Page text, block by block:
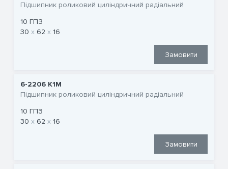
Підшипник роликовий циліндричний радіальний
10 ГПЗ
30
62 16
Замовити
6-2206 К1М
Підшипник роликовий циліндричний радіальний
10 ГПЗ
30
62 16
Замовити